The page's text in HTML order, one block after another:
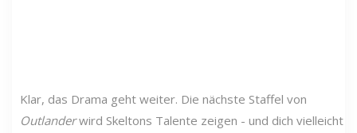
Klar, das Drama geht weiter. Die nächste Staffel von
Outlanderwird Skeltons Talente zeigen - und dich vielleicht